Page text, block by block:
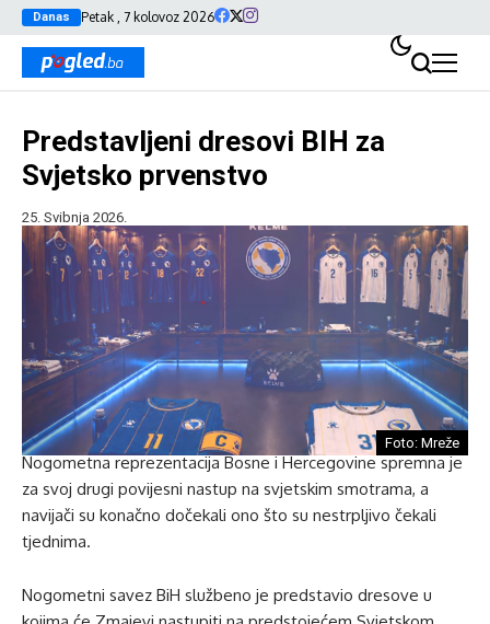
Danas Petak , 7 kolovoz 2026
Predstavljeni dresovi BIH za
Svjetsko prvenstvo
25. Svibnja 2026.
Foto: Mreže
Nogometna reprezentacija Bosne i Hercegovine spremna je
za svoj drugi povijesni nastup na svjetskim smotrama, a
navijači su konačno dočekali ono što su nestrpljivo čekali
tjednima.
Nogometni savez BiH službeno je predstavio dresove u